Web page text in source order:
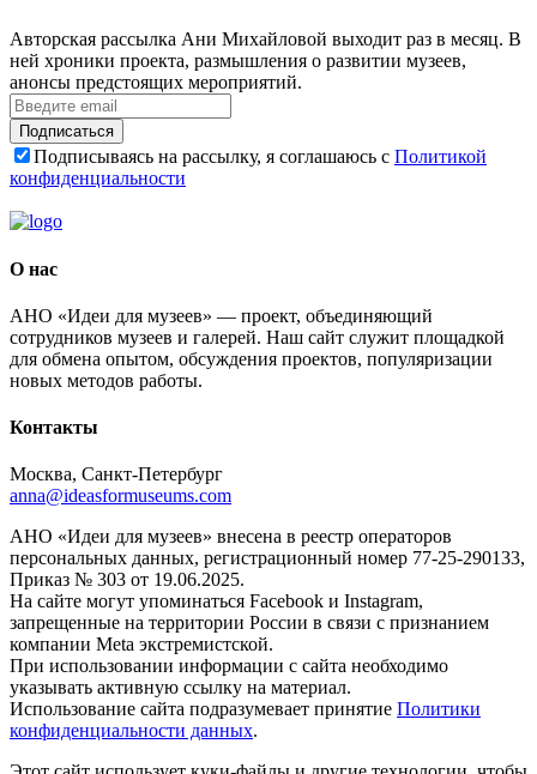
Авторская рассылка Ани Михайловой выходит раз в месяц. В
ней хроники проекта, размышления о развитии музеев,
анонсы предстоящих мероприятий.
Подписаться
Подписываясь на рассылку, я соглашаюсь с Политикой
конфиденциальности
О нас
АНО «Идеи для музеев» — проект, объединяющий
сотрудников музеев и галерей. Наш сайт служит площадкой
для обмена опытом, обсуждения проектов, популяризации
новых методов работы.
Контакты
Москва, Санкт-Петербург
anna@ideasformuseums.com
АНО «Идеи для музеев» внесена в реестр операторов
персональных данных, регистрационный номер 77-25-290133,
Приказ № 303 от 19.06.2025.
На сайте могут упоминаться Facebook и Instagram,
запрещенные на территории России в связи с признанием
компании Meta экстремистской.
При использовании информации с сайта необходимо
указывать активную ссылку на материал.
Использование сайта подразумевает принятие Политики
конфиденциальности данных.